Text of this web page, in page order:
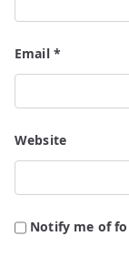
Email *
Website
Notify me of